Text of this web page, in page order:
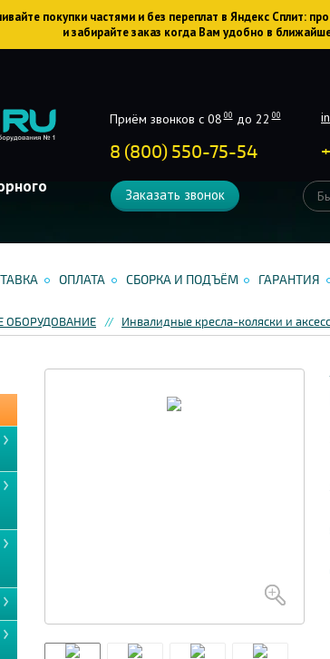
покупки частями и без переплат в Яндекс Сплит:
и забирайте заказ когда Вам удобно в
Приём звонков с 08 00до 22 00
8 (800) 550-75-54 +
Заказать звонок
ОПЛАТА СБОРКА И ПОДЪЁМ ГАРАНТИЯ
ОБОРУДОВАНИЕ Инвалидные кресла-коляски и